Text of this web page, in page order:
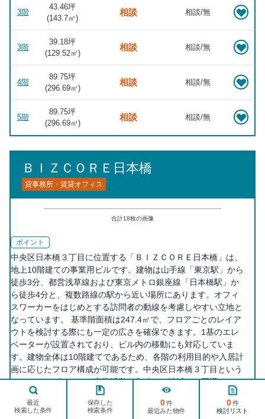
最近
検索した条件
保存した
検索条件
0件
最近みた物件
0件
検討リスト
3階
43.46坪
(143.7㎡)
相談 相談/無
3階
39.18坪
(129.52㎡)
相談 相談/無
4階
89.75坪
(296.69㎡)
相談 相談/無
5階
89.75坪
(296.69㎡)
相談 相談/無
ＢＩＺＣＯＲＥ日本橋
貸事務所・賃貸オフィス
合計18枚の画像
ポイント
中央区日本橋３丁目に位置する「ＢＩＺＣＯＲＥ日本橋」は、
地上10階建ての事業用ビルです。建物は山手線「東京駅」から
徒歩3分、都営浅草線および東京メトロ銀座線「日本橋駅」か
ら徒歩4分と、複数路線の駅から近い場所にあります。オフィ
スワーカーをはじめとする訪問者の動線を考慮しやすい立地と
なっています。 基準階面積は247.4㎡で、フロアごとのレイア
ウトを検討する際にも一定の広さを確保できます。1基のエレ
ベーターが設置されており、ビル内の移動にも対応していま
す。建物全体は10階建てであるため、各階の利用目的や入居計
画に応じたフロア構成が可能です。中央区日本橋３丁目という
エリアは、ビジネスや商業活動が集積する地域で、周辺にはさ
まざまなオフィスや店舗が並びます。 竣工は2025年12月を予
定しており、建物の詳細や入居計画については、スケジュール
ページ
TOPへ